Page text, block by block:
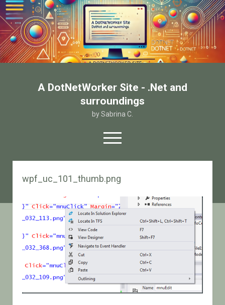
A DotNetWorker Site - .Net and
surroundings
by Sabrina C.
open
menu
twitterfacebook
email-form
Chi sono
Contatto
wpf_uc_101_thumb.png